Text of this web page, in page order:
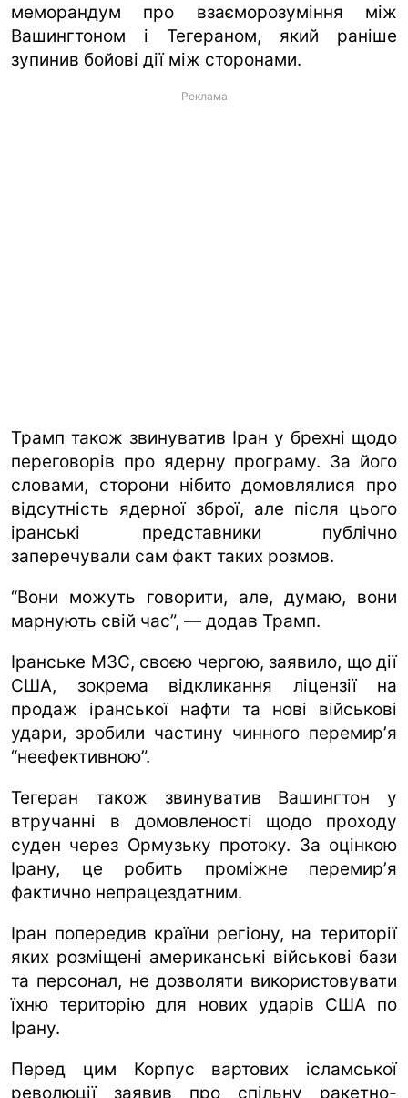
меморандум про взаєморозуміння між
Вашингтоном і Тегераном, який раніше
зупинив бойові дії між сторонами.
Реклама
Трамп також звинуватив Іран у брехні щодо
переговорів про ядерну програму. За його
словами, сторони нібито домовлялися про
відсутність ядерної зброї, але після цього
іранські представники публічно
заперечували сам факт таких розмов.
“Вони можуть говорити, але, думаю, вони
марнують свій час”, — додав Трамп.
Іранське МЗС, своєю чергою, заявило, що дії
США, зокрема відкликання ліцензії на
продаж іранської нафти та нові військові
удари, зробили частину чинного перемирʼя
“неефективною”.
Тегеран також звинуватив Вашингтон у
втручанні в домовленості щодо проходу
суден через Ормузьку протоку. За оцінкою
Ірану, це робить проміжне перемирʼя
фактично непрацездатним.
Іран попередив країни регіону, на території
яких розміщені американські військові бази
та персонал, не дозволяти використовувати
їхню територію для нових ударів США по
Ірану.
Перед цим Корпус вартових ісламської
революції заявив про спільну ракетно-